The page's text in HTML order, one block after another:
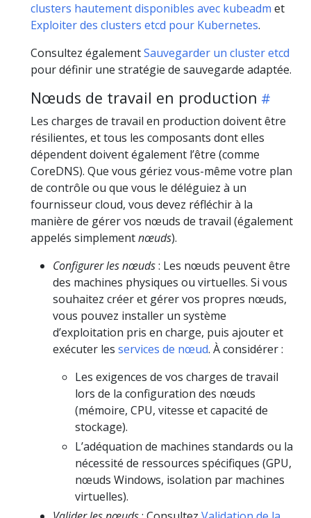
clusters hautement disponibles avec kubeadm et
Exploiter des clusters etcd pour Kubernetes.
Consultez égalementSauvegarder un cluster etcd
pour définir une stratégie de sauvegarde adaptée.
Nœuds de travail en production
Les charges de travail en production doivent être
résilientes, et tous les composants dont elles
dépendent doivent également l’être (comme
CoreDNS). Que vous gériez vous-même votre plan
de contrôle ou que vous le déléguiez à un
fournisseur cloud, vous devez réfléchir à la
manière de gérer vos nœuds de travail (également
appelés simplementnœuds).
Configurer les nœuds: Les nœuds peuvent être
des machines physiques ou virtuelles. Si vous
souhaitez créer et gérer vos propres nœuds,
vous pouvez installer un système
d’exploitation pris en charge, puis ajouter et
exécuter les services de nœud. À considérer :
Les exigences de vos charges de travail
lors de la configuration des nœuds
(mémoire, CPU, vitesse et capacité de
stockage).
L’adéquation de machines standards ou la
nécessité de ressources spécifiques (GPU,
nœuds Windows, isolation par machines
virtuelles).